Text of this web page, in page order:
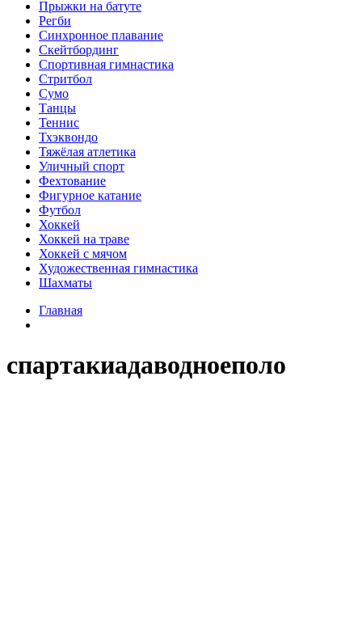
Прыжки на батуте
Регби
Синхронное плавание
Скейтбординг
Спортивная гимнастика
Стритбол
Сумо
Танцы
Теннис
Тхэквондо
Тяжёлая атлетика
Уличный спорт
Фехтование
Фигурное катание
Футбол
Хоккей
Хоккей на траве
Хоккей с мячом
Художественная гимнастика
Шахматы
Главная
спартакиадаводноеполо